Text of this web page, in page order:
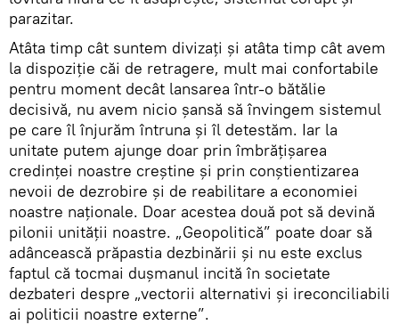
parazitar.
Atâta timp cât suntem divizaţi şi atâta timp cât avem
la dispoziţie căi de retragere, mult mai confortabile
pentru moment decât lansarea într-o bătălie
decisivă, nu avem nicio şansă să învingem sistemul
pe care îl înjurăm întruna şi îl detestăm. Iar la
unitate putem ajunge doar prin îmbrăţişarea
credinţei noastre creştine şi prin conştientizarea
nevoii de dezrobire şi de reabilitare a economiei
noastre naţionale. Doar acestea două pot să devină
pilonii unităţii noastre. „Geopolitică” poate doar să
adâncească prăpastia dezbinării şi nu este exclus
faptul că tocmai duşmanul incită în societate
dezbateri despre „vectorii alternativi şi ireconciliabili
ai politicii noastre externe”.